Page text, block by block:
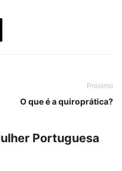
Próximo
O que é a quiroprática?
Portuguesa